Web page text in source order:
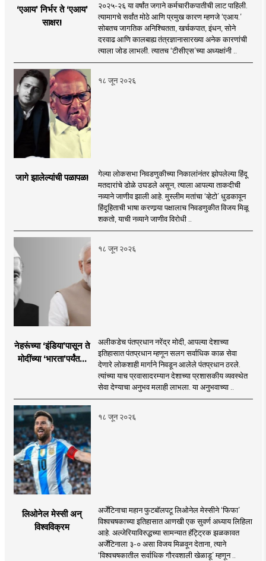
‘एआय’ निर्भर ते ‘एआय’
साक्षर!
२०२५-२६ या वर्षांत जगाने कर्मचारीकपातीची लाट पाहिली.
त्यामागचे सर्वांत मोठे आणि प्रमुख कारण म्हणजे ‘एआय.’
सोबतच जागतिक अनिश्चितता, खर्चकपात, इंधन, सोने
दरवाढ आणि कालबाह्य तंत्रज्ञानासारख्या अनेक कारणांची
त्याला जोड लाभली. त्यातच ‘टीसीएस’च्या अध्यक्षांनी ..
१८ जून २०२६
जागे झालेल्यांची पळापळ!
गेल्या लोकसभा निवडणुकीच्या निकालांनंतर झोपलेल्या हिंदू
मतदारांचे डोळे उघडले असून, त्याला आपल्या ताकदीची
नव्याने जाणीव झाली आहे. मुस्लीम मतांचा ‘व्हेटो’ धुडकावून
हिंदूहिताची भाषा करणार्‍या पक्षालाच निवडणुकीत विजय मिळू
शकतो, याची नव्याने जाणीव विरोधी ..
१८ जून २०२६
नेहरूंच्या ‘इंडिया’पासून ते
मोदींच्या ‘भारता’पर्यंतचा
अलीकडेच पंतप्रधान नरेंद्र मोदी, आपल्या देशाच्या
इतिहासात पंतप्रधान म्हणून सलग सर्वाधिक काळ सेवा
देणारे लोकशाही मार्गाने निवडून आलेले पंतप्रधान ठरले.
त्यांच्या याच प्रवासादरम्यान देशाच्या प्रशासकीय व्यवस्थेत
सेवा देण्याचा अनुभव मलाही लाभला. या अनुभवाच्या ..
१८ जून २०२६
लिओनेल मेस्सी अन्
विश्वविक्रम
अर्जेंटिनाचा महान फुटबॉलपटू लिओनेल मेस्सीने ‘फिफा’
विश्वचषकाच्या इतिहासात आणखी एक सुवर्ण अध्याय लिहिला
आहे. अल्जेरियाविरुद्धच्या सामन्यात हॅट्ट्रिक झळकावत
अर्जेंटिनाला ३-० असा विजय मिळवून देताना, त्याने
‘विश्वचषकातील सर्वाधिक गौरवशाली खेळाडू’ म्हणून ..